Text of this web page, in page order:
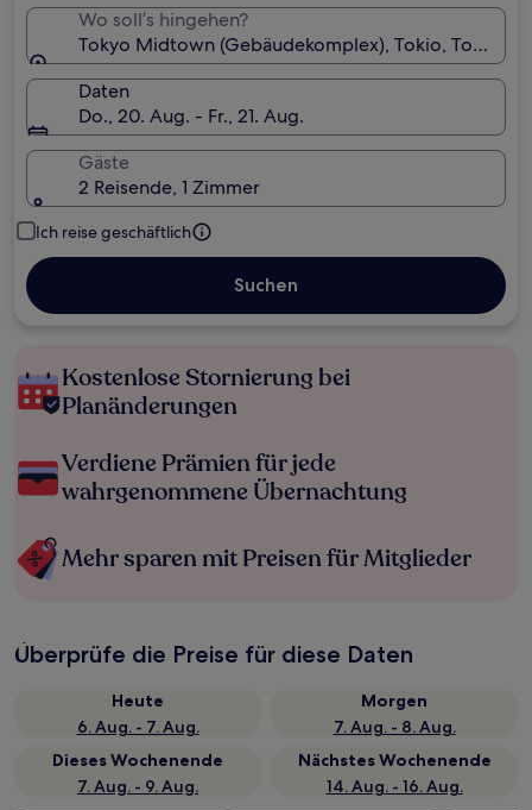
Wo soll’s hingehen?
Tokyo Midtown (Gebäudekomplex), Tokio, Tokio
Daten
Do., 20. Aug. - Fr., 21. Aug.
Gäste
2 Reisende, 1 Zimmer
Ich reise geschäftlich
Suchen
Kostenlose Stornierung bei
Planänderungen
Verdiene Prämien für jede
wahrgenommene Übernachtung
Mehr sparen mit Preisen für Mitglieder
Überprüfe die Preise für diese Daten
Heute
6. Aug. - 7. Aug.
Morgen
7. Aug. - 8. Aug.
Dieses Wochenende
7. Aug. - 9. Aug.
Nächstes Wochenende
14. Aug. - 16. Aug.